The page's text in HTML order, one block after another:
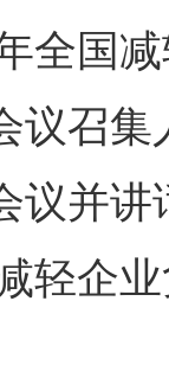
全国
议召
议并
轻企